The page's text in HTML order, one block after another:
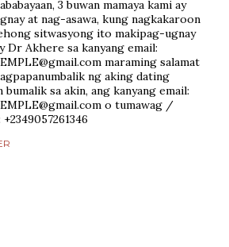
3 buwan mamaya kami ay
at nag-asawa, kung nagkakaroon
sitwasyong ito makipag-ugnay
Dr Akhere sa kanyang email:
maraming salamat
ng aking dating
bumalik sa akin, ang kanyang email:
o tumawag /